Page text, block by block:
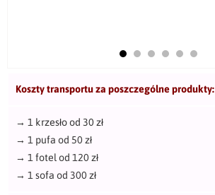
Koszty transportu za poszczególne produkty:
→ 1 krzesło od 30 zł
→ 1 pufa od 50 zł
→ 1 fotel od 120 zł
→ 1 sofa od 300 zł